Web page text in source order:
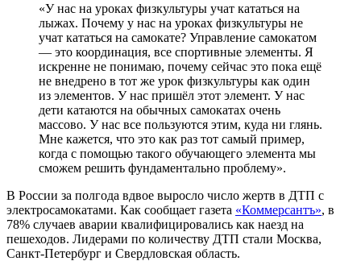
«У нас на уроках физкультуры учат кататься на
лыжах. Почему у нас на уроках физкультуры не
учат кататься на самокате? Управление самокатом
— это координация, все спортивные элементы. Я
искренне не понимаю, почему сейчас это пока ещё
не внедрено в тот же урок физкультуры как один
из элементов. У нас пришёл этот элемент. У нас
дети катаются на обычных самокатах очень
массово. У нас все пользуются этим, куда ни глянь.
Мне кажется, что это как раз тот самый пример,
когда с помощью такого обучающего элемента мы
сможем решить фундаментально проблему».
В России за полгода вдвое выросло число жертв в ДТП с
электросамокатами. Как сообщает газета «Коммерсантъ», в
78% случаев аварии квалифицировались как наезд на
пешеходов. Лидерами по количеству ДТП стали Москва,
Санкт-Петербург и Свердловская область.